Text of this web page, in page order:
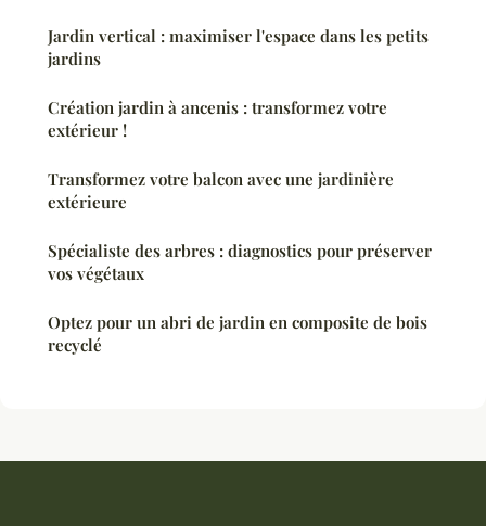
Jardin vertical : maximiser l'espace dans les petits
jardins
Création jardin à ancenis : transformez votre
extérieur !
Transformez votre balcon avec une jardinière
extérieure
Spécialiste des arbres : diagnostics pour préserver
vos végétaux
Optez pour un abri de jardin en composite de bois
recyclé